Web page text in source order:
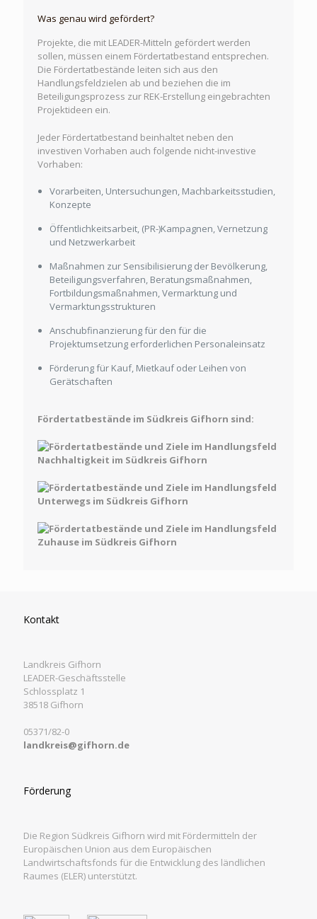
Was genau wird gefördert?
Projekte, die mit LEADER-Mitteln gefördert werden
sollen, müssen einem Fördertatbestand entsprechen.
Die Fördertatbestände leiten sich aus den
Handlungsfeldzielen ab und beziehen die im
Beteiligungsprozess zur REK-Erstellung eingebrachten
Projektideen ein.
Jeder Fördertatbestand beinhaltet neben den
investiven Vorhaben auch folgende nicht-investive
Vorhaben:
Vorarbeiten, Untersuchungen, Machbarkeitsstudien,
Konzepte
Öffentlichkeitsarbeit, (PR-)Kampagnen, Vernetzung
und Netzwerkarbeit
Maßnahmen zur Sensibilisierung der Bevölkerung,
Beteiligungsverfahren, Beratungsmaßnahmen,
Fortbildungsmaßnahmen, Vermarktung und
Vermarktungsstrukturen
Anschubfinanzierung für den für die
Projektumsetzung erforderlichen Personaleinsatz
Förderung für Kauf, Mietkauf oder Leihen von
Gerätschaften
Fördertatbestände im Südkreis Gifhorn sind:
Kontakt
Landkreis Gifhorn
LEADER-Geschäftsstelle
Schlossplatz 1
38518 Gifhorn
05371/82-0
landkreis@gifhorn.de
Förderung
Die Region Südkreis Gifhorn wird mit Fördermitteln der
Europäischen Union aus dem Europäischen
Landwirtschaftsfonds für die Entwicklung des ländlichen
Raumes (ELER) unterstützt.